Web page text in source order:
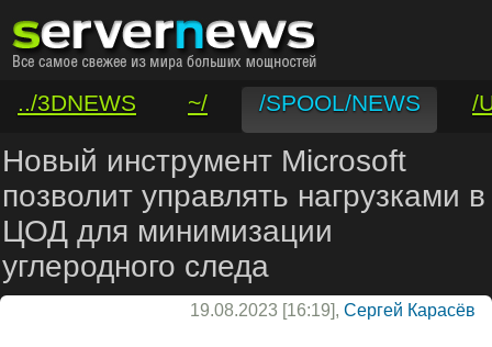
../3DNEWS ~/ /SPOOL/NEWS
/
/VAR/CONTACT
Новый инструмент Microsoft
позволит управлять нагрузками в
ЦОД для минимизации
углеродного следа
19.08.2023 [16:19], Сергей Карасёв